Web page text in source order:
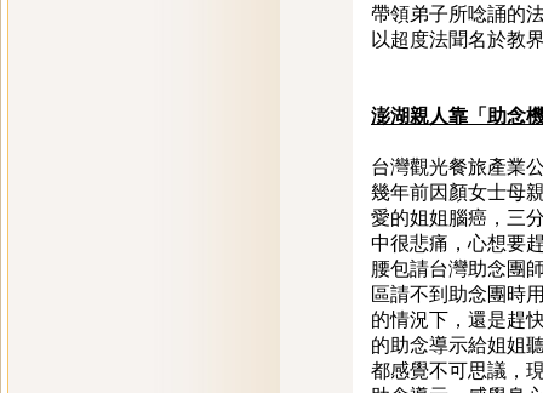
帶領弟子所唸誦的
以超度法聞名於教
澎湖親人靠「助念
台灣觀光餐旅產業
幾年前因顏女士母
愛的姐姐腦癌，三
中很悲痛，心想要
腰包請台灣助念團
區請不到助念團時
的情況下，還是趕
的助念導示給姐姐
都感覺不可思議，